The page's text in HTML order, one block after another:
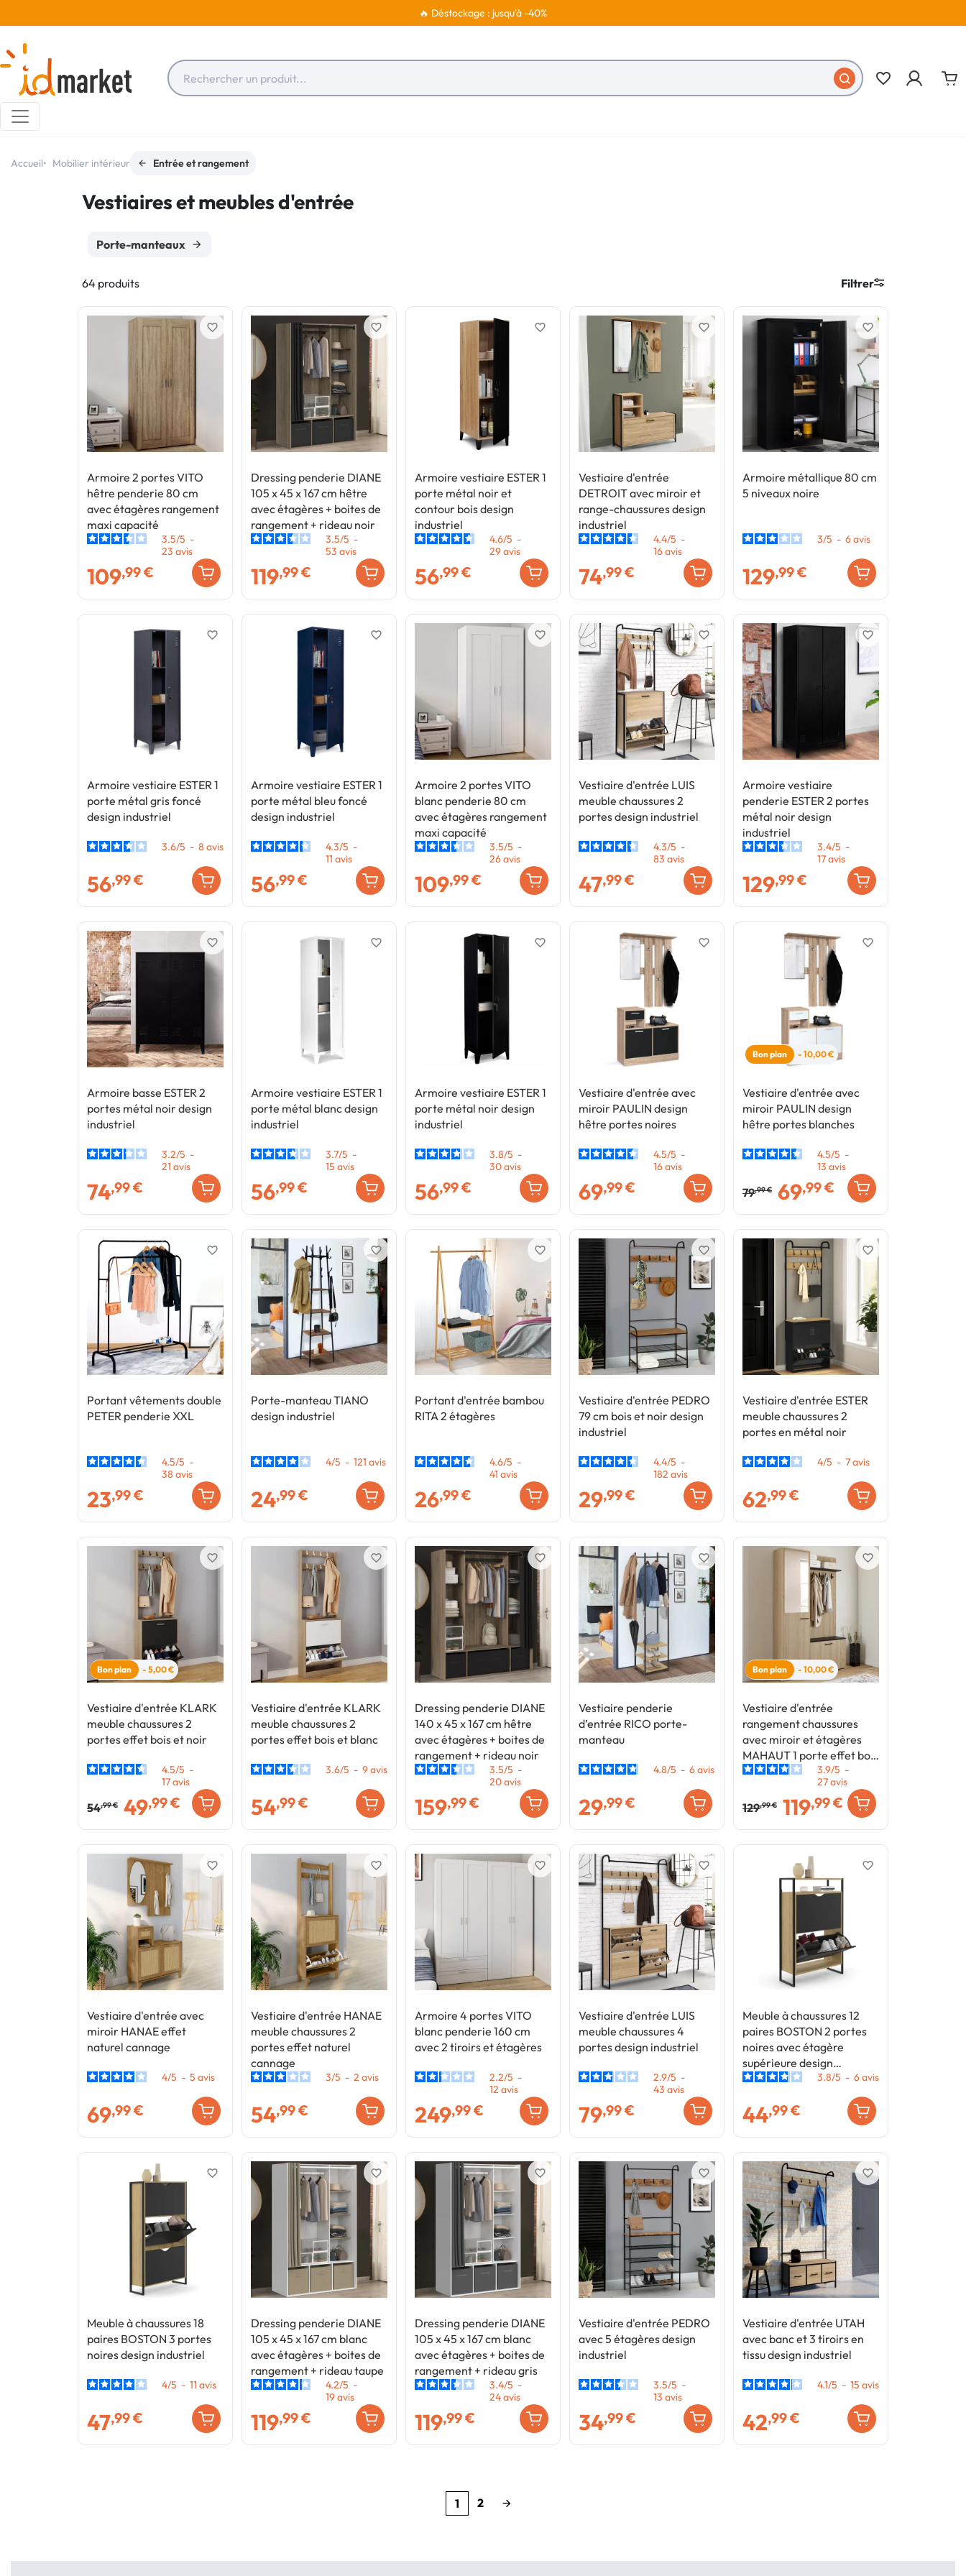
🔥 Déstockage : jusqu'à -40%
favorite_border
Accueil Mobilier intérieur Entrée et rangement
Vestiaires et meubles d'entrée
Porte-manteaux
64 produits Filtrer
Armoire 2 portes VITO
hêtre penderie 80 cm
avec étagères rangement
maxi capacité
3.5/5 -
23 avis
109,99 €
favorite_border
Dressing penderie DIANE
105 x 45 x 167 cm hêtre
avec étagères + boites de
rangement + rideau noir
3.5/5 -
53 avis
119,99 €
favorite_border
Armoire vestiaire ESTER 1
porte métal noir et
contour bois design
industriel
4.6/5 -
29avis
56,99 €
favorite_border
Vestiaire d'entrée
DETROIT avec miroir et
range-chaussures design
industriel
4.4/5 -
16avis
74,99 €
favorite_border
Armoire métallique 80 cm
5 niveaux noire
3/5 - 6avis
129,99 €
favorite_border
Armoire vestiaire ESTER 1
porte métal gris foncé
design industriel
3.6/5 - 8 avis
56,99 €
favorite_border
Armoire vestiaire ESTER 1
porte métal bleu foncé
design industriel
4.3/5 -
11 avis
56,99 €
favorite_border
Armoire 2 portes VITO
blanc penderie 80 cm
avec étagères rangement
maxi capacité
3.5/5 -
26avis
109,99 €
favorite_border
Vestiaire d'entrée LUIS
meuble chaussures 2
portes design industriel
4.3/5 -
83 avis
47,99 €
favorite_border
Armoire vestiaire
penderie ESTER 2 portes
métal noir design
industriel
3.4/5 -
17avis
129,99 €
favorite_border
Armoire basse ESTER 2
portes métal noir design
industriel
3.2/5 -
21 avis
74,99 €
favorite_border
Armoire vestiaire ESTER 1
porte métal blanc design
industriel
3.7/5 -
15 avis
56,99 €
favorite_border
Armoire vestiaire ESTER 1
porte métal noir design
industriel
3.8/5 -
30avis
56,99 €
favorite_border
Vestiaire d'entrée avec
miroir PAULIN design
hêtre portes noires
4.5/5 -
16avis
69,99 €
favorite_border
Bon plan - 10,00 €
Vestiaire d'entrée avec
miroir PAULIN design
hêtre portes blanches
4.5/5 -
13 avis
79,99 € 69,99 €
favorite_border
Portant vêtements double
PETER penderie XXL
4.5/5 -
38 avis
23,99 €
favorite_border
Porte-manteau TIANO
design industriel
4/5 - 121 avis
24,99 €
favorite_border
Portant d'entrée bambou
RITA 2 étagères
4.6/5 -
41 avis
26,99 €
favorite_border
Vestiaire d'entrée PEDRO
79 cm bois et noir design
industriel
4.4/5 -
182 avis
29,99 €
favorite_border
Vestiaire d'entrée ESTER
meuble chaussures 2
portes en métal noir
4/5 - 7avis
62,99 €
favorite_border
Bon plan - 5,00 €
Vestiaire d'entrée KLARK
meuble chaussures 2
portes effet bois et noir
4.5/5 -
17avis
54,99 € 49,99 €
favorite_border
Vestiaire d'entrée KLARK
meuble chaussures 2
portes effet bois et blanc
3.6/5 - 9avis
54,99 €
favorite_border
Dressing penderie DIANE
140 x 45 x 167 cm hêtre
avec étagères + boites de
rangement + rideau noir
3.5/5 -
20avis
159,99 €
favorite_border
Vestiaire penderie
d’entrée RICO porte-
manteau
4.8/5 - 6avis
29,99 €
favorite_border
Bon plan - 10,00 €
Vestiaire d'entrée
rangement chaussures
avec miroir et étagères
MAHAUT 1 porte effet bois
et noir
3.9/5 -
27avis
129,99 € 119,99 €
favorite_border
Vestiaire d'entrée avec
miroir HANAE effet
naturel cannage
4/5 - 5 avis
69,99 €
favorite_border
Vestiaire d'entrée HANAE
meuble chaussures 2
portes effet naturel
cannage
3/5 - 2 avis
54,99 €
favorite_border
Armoire 4 portes VITO
blanc penderie 160 cm
avec 2 tiroirs et étagères
2.2/5 -
12 avis
249,99 €
favorite_border
Vestiaire d'entrée LUIS
meuble chaussures 4
portes design industriel
2.9/5 -
43 avis
79,99 €
favorite_border
Meuble à chaussures 12
paires BOSTON 2 portes
noires avec étagère
supérieure design
industriel
3.8/5 - 6avis
44,99 €
favorite_border
Meuble à chaussures 18
paires BOSTON 3 portes
noires design industriel
4/5 - 11 avis
47,99 €
favorite_border
Dressing penderie DIANE
105 x 45 x 167 cm blanc
avec étagères + boites de
rangement + rideau taupe
4.2/5 -
19avis
119,99 €
favorite_border
Dressing penderie DIANE
105 x 45 x 167 cm blanc
avec étagères + boites de
rangement + rideau gris
3.4/5 -
24avis
119,99 €
favorite_border
Vestiaire d'entrée PEDRO
avec 5 étagères design
industriel
3.5/5 -
13 avis
34,99 €
favorite_border
Vestiaire d'entrée UTAH
avec banc et 3 tiroirs en
tissu design industriel
4.1/5 - 15 avis
42,99 €
favorite_border
1 2 arrow_forward